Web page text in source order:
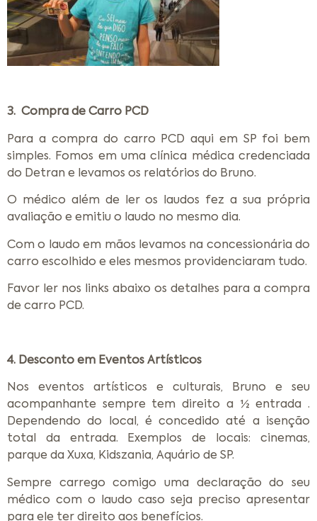
3. Compra de Carro PCD
Para a compra do carro PCD aqui em SP foi bem
simples. Fomos em uma clínica médica credenciada
do Detran e levamos os relatórios do Bruno.
O médico além de ler os laudos fez a sua própria
avaliação e emitiu o laudo no mesmo dia.
Com o laudo em mãos levamos na concessionária do
carro escolhido e eles mesmos providenciaram tudo.
Favor ler nos links abaixo os detalhes para a compra
de carro PCD.
4. Desconto em Eventos Artísticos
Nos eventos artísticos e culturais, Bruno e seu
acompanhante sempre tem direito a ½ entrada .
Dependendo do local, é concedido até a isenção
total da entrada. Exemplos de locais: cinemas,
parque da Xuxa, Kidszania, Aquário de SP.
Sempre carrego comigo uma declaração do seu
médico com o laudo caso seja preciso apresentar
para ele ter direito aos benefícios.